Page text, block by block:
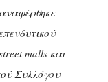
malls και
Συλλόγου